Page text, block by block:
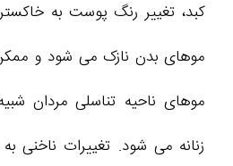
کبد، تغییر رنگ پوست به
موهای بدن نازک می شود و
موهای ناحیه تناسلی مردان
زنانه می شود. تغییرات